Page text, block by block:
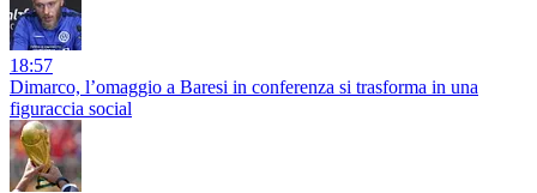
18:57
Dimarco, l’omaggio a Baresi in conferenza si trasforma in una
figuraccia social